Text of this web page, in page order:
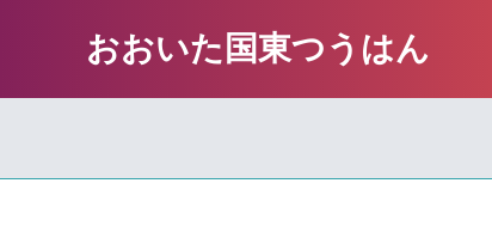
おおいた国東つうはん